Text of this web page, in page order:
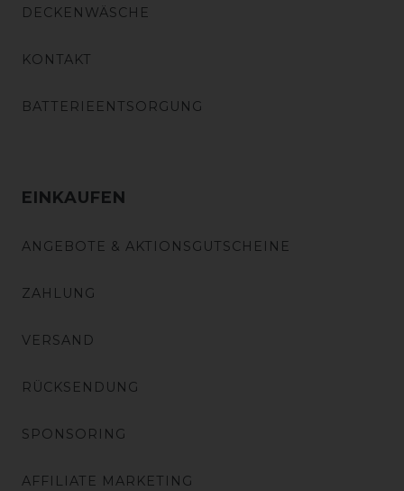
DECKENWÄSCHE
KONTAKT
BATTERIEENTSORGUNG
EINKAUFEN
ANGEBOTE & AKTIONSGUTSCHEINE
ZAHLUNG
VERSAND
RÜCKSENDUNG
SPONSORING
AFFILIATE MARKETING